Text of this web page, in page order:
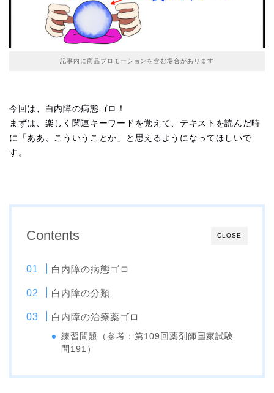
記事内に商品プロモーションを含む場合があります
今回は、白内障の病態ゴロ！
まずは、楽しく関連キーワードを覚えて、テキストを読んだ時
に「ああ、こういうことか」と思えるようになってほしいで
す。
CLOSE
Contents
白内障の病態ゴロ
白内障の分類
白内障の治療薬ゴロ
練習問題（参考：第109回薬剤師国家試験
問191）